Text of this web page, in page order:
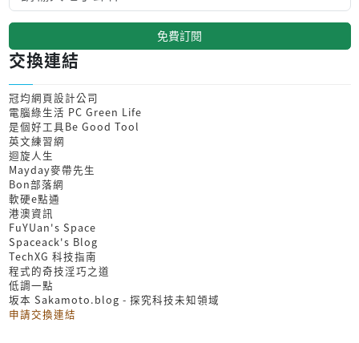
免費訂閱
交換連結
冠均網頁設計公司
電腦綠生活 PC Green Life
是個好工具Be Good Tool
英文練習網
迴旋人生
Mayday麥帶先生
Bon部落網
軟硬e點通
港澳資訊
FuYUan's Space
Spaceack's Blog
TechXG 科技指南
程式的奇技淫巧之道
低調一點
坂本 Sakamoto.blog - 探究科技未知領域
申請交換連結